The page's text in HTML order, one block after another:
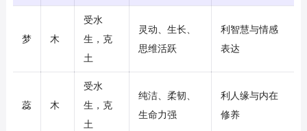
梦 木
受水
生，克
土
灵动、生长、
思维活跃
利智慧与情感
表达
蕊 木
受水
生，克
土
纯洁、柔韧、
生命力强
利人缘与内在
修养